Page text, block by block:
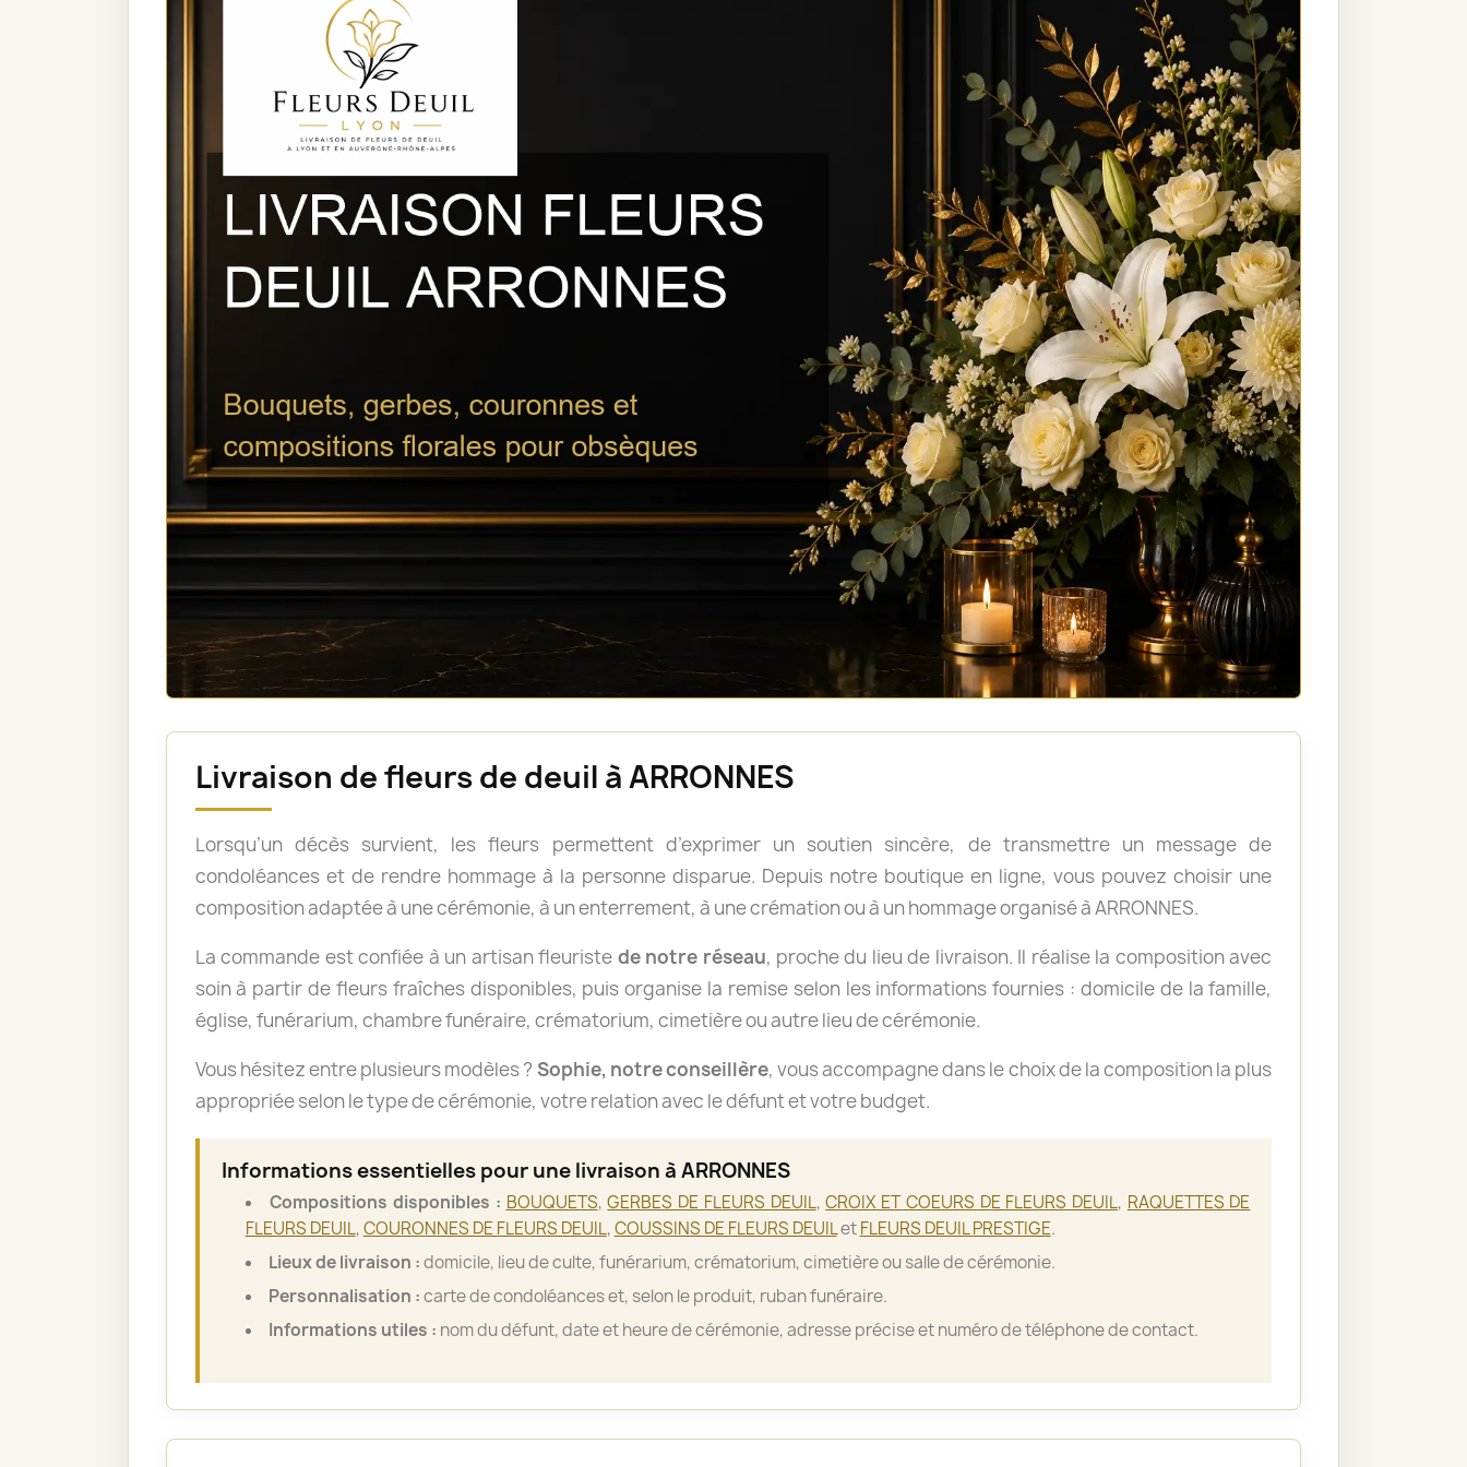
Livraison de fleurs de deuil à ARRONNES
Lorsqu’un décès survient, les fleurs permettent d’exprimer un soutien sincère, de transmettre un message de
condoléances et de rendre hommage à la personne disparue. Depuis notre boutique en ligne, vous pouvez choisir une
composition adaptée à une cérémonie, à un enterrement, à une crémation ou à un hommage organisé à ARRONNES.
La commande est confiée à un artisan fleuriste de notre réseau, proche du lieu de livraison. Il réalise la composition avec
soin à partir de fleurs fraîches disponibles, puis organise la remise selon les informations fournies : domicile de la famille,
église, funérarium, chambre funéraire, crématorium, cimetière ou autre lieu de cérémonie.
Vous hésitez entre plusieurs modèles ? Sophie, notre conseillère, vous accompagne dans le choix de la composition la plus
appropriée selon le type de cérémonie, votre relation avec le défunt et votre budget.
Informations essentielles pour une livraison à ARRONNES
Compositions disponibles : BOUQUETS,GERBES DE FLEURS DEUIL,CROIX ET COEURS DE FLEURS DEUIL, RAQUETTES DE
FLEURS DEUIL,COURONNES DE FLEURS DEUIL,COUSSINS DE FLEURS DEUILetFLEURS DEUIL PRESTIGE.
Lieux de livraison :domicile, lieu de culte, funérarium, crématorium, cimetière ou salle de cérémonie.
Personnalisation :carte de condoléances et, selon le produit, ruban funéraire.
Informations utiles : nom du défunt, date et heure de cérémonie, adresse précise et numéro de téléphone de contact.